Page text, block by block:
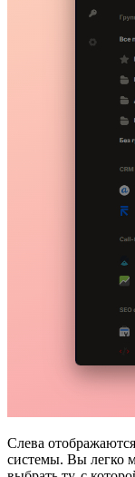
Слева
системы. Вы легко